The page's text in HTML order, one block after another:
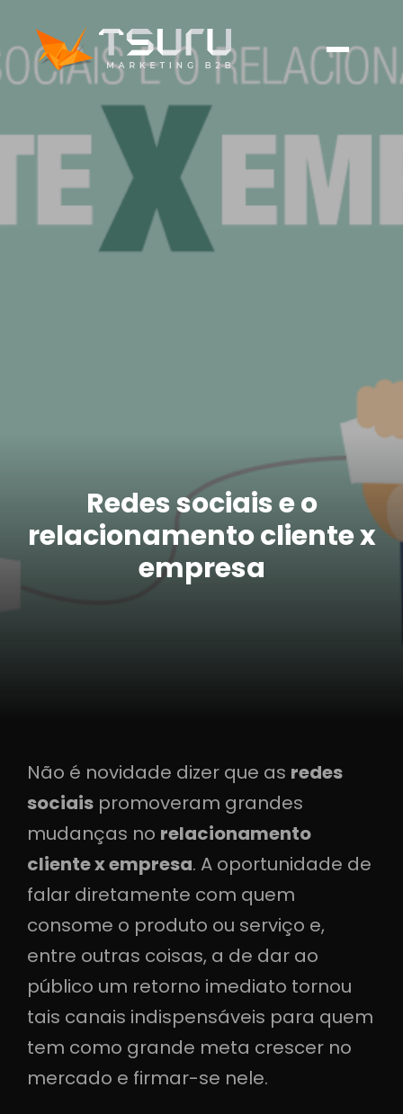
Redes sociais e o
relacionamento cliente x
empresa
Não é novidade dizer que as redes
sociais promoveram grandes
mudanças no relacionamento
cliente x empresa. A oportunidade de
falar diretamente com quem
consome o produto ou serviço e,
entre outras coisas, a de dar ao
público um retorno imediato tornou
tais canais indispensáveis para quem
tem como grande meta crescer no
mercado e firmar-se nele.